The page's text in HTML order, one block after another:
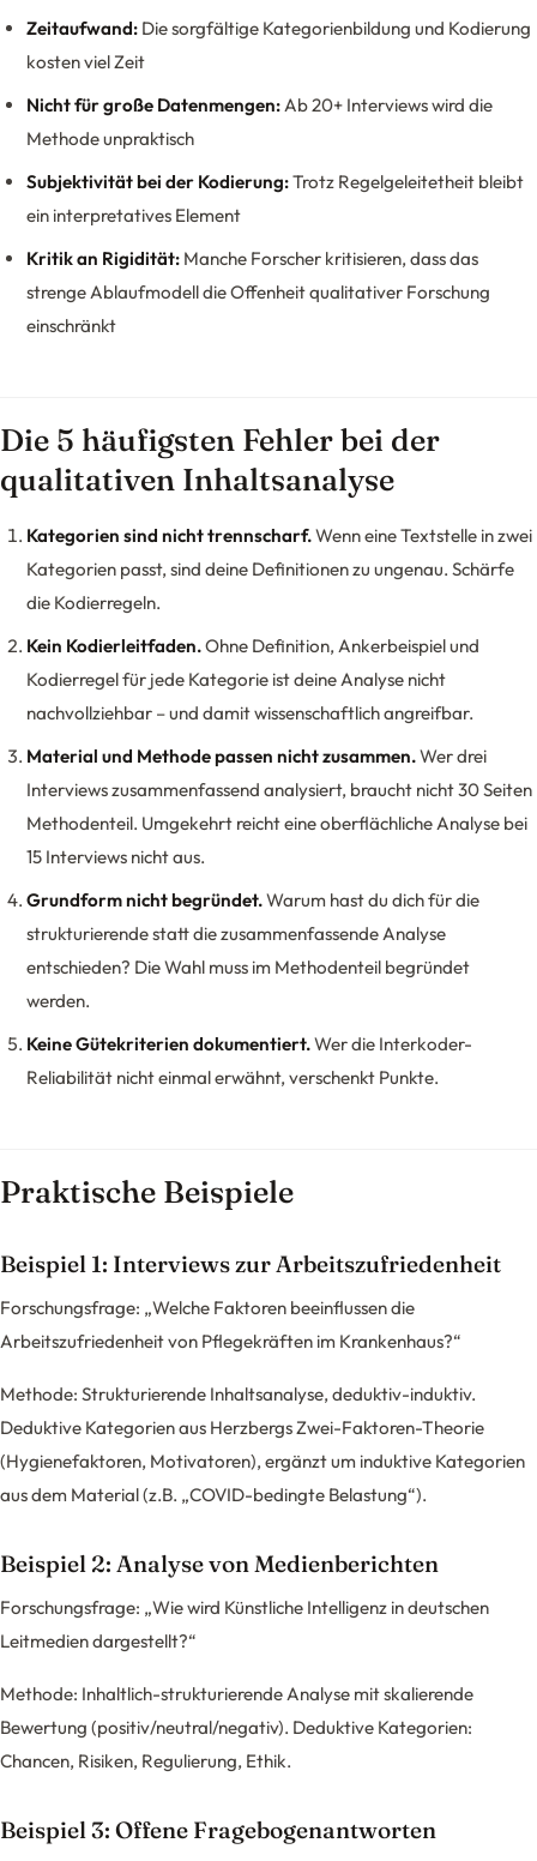
Zeitaufwand: Die sorgfältige Kategorienbildung und Kodierung
kosten viel Zeit
Nicht für große Datenmengen:Ab 20+ Interviews wird die
Methode unpraktisch
Subjektivität bei der Kodierung:Trotz Regelgeleitetheit bleibt
ein interpretatives Element
Kritik an Rigidität: Manche Forscher kritisieren, dass das
strenge Ablaufmodell die Offenheit qualitativer Forschung
einschränkt
Die 5 häufigsten Fehler bei der
qualitativen Inhaltsanalyse
Kategorien sind nicht trennscharf.Wenn eine Textstelle in zwei
Kategorien passt, sind deine Definitionen zu ungenau. Schärfe
die Kodierregeln.
Kein Kodierleitfaden.Ohne Definition, Ankerbeispiel und
Kodierregel für jede Kategorie ist deine Analyse nicht
nachvollziehbar – und damit wissenschaftlich angreifbar.
Material und Methode passen nicht zusammen.Wer drei
Interviews zusammenfassend analysiert, braucht nicht 30 Seiten
Methodenteil. Umgekehrt reicht eine oberflächliche Analyse bei
15 Interviews nicht aus.
Grundform nicht begründet.Warum hast du dich für die
strukturierende statt die zusammenfassende Analyse
entschieden? Die Wahl muss im Methodenteil begründet
werden.
Keine Gütekriterien dokumentiert.Wer die Interkoder-
Reliabilität nicht einmal erwähnt, verschenkt Punkte.
Praktische Beispiele
Beispiel 1: Interviews zur Arbeitszufriedenheit
Forschungsfrage: „Welche Faktoren beeinflussen die
Arbeitszufriedenheit von Pflegekräften im Krankenhaus?“
Methode: Strukturierende Inhaltsanalyse, deduktiv-induktiv.
Deduktive Kategorien aus Herzbergs Zwei-Faktoren-Theorie
(Hygienefaktoren, Motivatoren), ergänzt um induktive Kategorien
aus dem Material (z.B. „COVID-bedingte Belastung“).
Beispiel 2: Analyse von Medienberichten
Forschungsfrage: „Wie wird Künstliche Intelligenz in deutschen
Leitmedien dargestellt?“
Methode: Inhaltlich-strukturierende Analyse mit skalierende
Bewertung (positiv/neutral/negativ). Deduktive Kategorien:
Chancen, Risiken, Regulierung, Ethik.
Beispiel 3: Offene Fragebogenantworten